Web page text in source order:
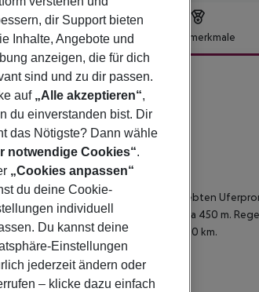
Hotelmerkmale
4
Icmeler und ist ca. 40 m von der beliebten
Ortszentrum von Icmeler sind es etwa 450 m.
Flughafen von Dalaman sind es ca. 90 km.
dir Support bieten
Inhalte, Angebote und
anzeigen, die für dich
sind und zu dir passen.
auf „Alle akzeptieren“,
du einverstanden bist. Dir
das Nötigste? Dann wähle
notwendige Cookies“.
„Cookies anpassen“
du deine Cookie-
individuell
Du kannst deine
Einstellungen
jederzeit ändern oder
– klicke dazu einfach